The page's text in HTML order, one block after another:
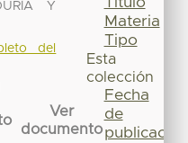
Y
del
Ver
documento
Materia
Tipo
Esta
colección
Fecha
de
publicación